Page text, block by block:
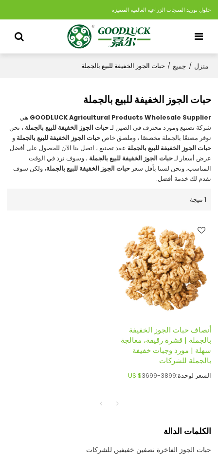
حلول توريد المنتجات الزراعية العالمية المتميزة
منزل / جميع / حبات الجوز الخفيفة للبيع بالجملة
حبات الجوز الخفيفة للبيع بالجملة
GOODLUCK Agricultural Products Wholesale Supplier هي
شركة تصنيع ومورد محترف في الصين لـحبات الجوز الخفيفة للبيع بالجملة ، نحن
نوفر مصنعًا بالجملة مخصصًا ، وملصق خاصحبات الجوز الخفيفة للبيع بالجملة و
حبات الجوز الخفيفة للبيع بالجملة عقد تصنيع ، اتصل بنا الآن للحصول على أفضل
عرض أسعار لـحبات الجوز الخفيفة للبيع بالجملة ، وسوف نرد في الوقت
المناسب، ونحن لسنا بأقل سعرحبات الجوز الخفيفة للبيع بالجملة، ولكن سوف
نقدم لك خدمة أفضل.
1 نتيجة
أنصاف حبات الجوز الخفيفة
بالجملة | قشرة رقيقة، معالجة
سهلة | مورد وجبات خفيفة
بالجملة للشركات
السعر لوحدة: US $3699-3899
الكلمات الدالة
حبات الجوز الفاخرة نصفين خفيفين للشركات